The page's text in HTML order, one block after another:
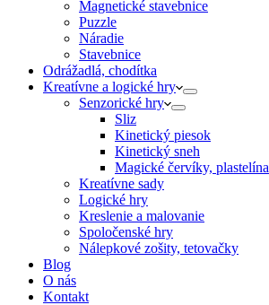
Magnetické stavebnice
Puzzle
Náradie
Stavebnice
Odrážadlá, chodítka
Kreatívne a logické hry
Senzorické hry
Sliz
Kinetický piesok
Kinetický sneh
Magické červíky, plastelína
Kreatívne sady
Logické hry
Kreslenie a malovanie
Spoločenské hry
Nálepkové zošity, tetovačky
Blog
O nás
Kontakt